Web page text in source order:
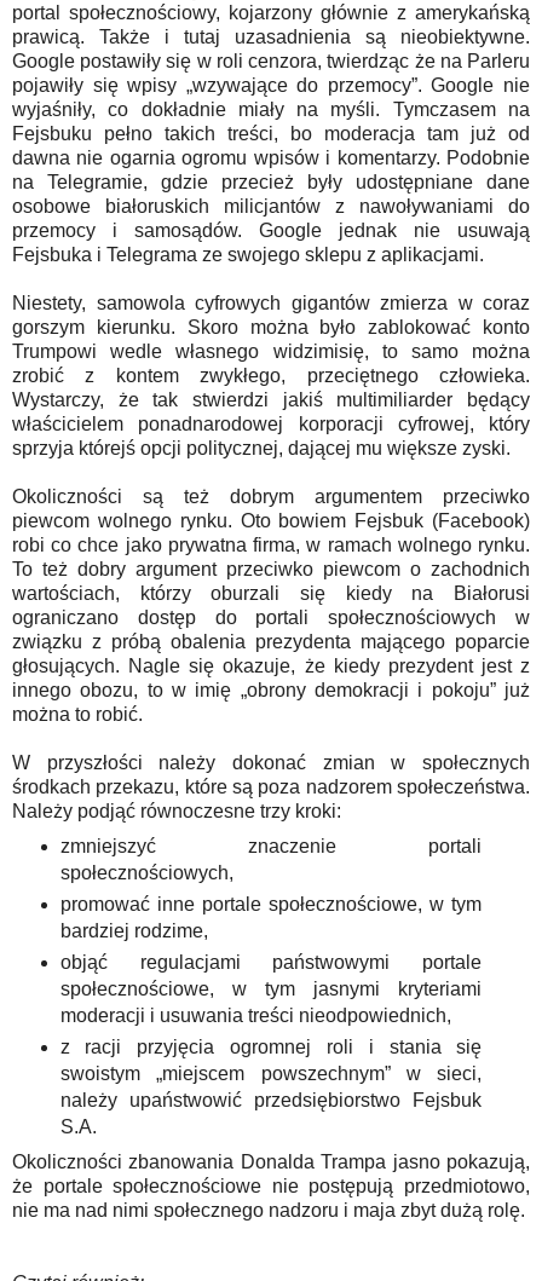
portal społecznościowy, kojarzony głównie z amerykańską
prawicą. Także i tutaj uzasadnienia są nieobiektywne.
Google postawiły się w roli cenzora, twierdząc że na Parleru
pojawiły się wpisy „wzywające do przemocy”. Google nie
wyjaśniły, co dokładnie miały na myśli. Tymczasem na
Fejsbuku pełno takich treści, bo moderacja tam już od
dawna nie ogarnia ogromu wpisów i komentarzy. Podobnie
na Telegramie, gdzie przecież były udostępniane dane
osobowe białoruskich milicjantów z nawoływaniami do
przemocy i samosądów. Google jednak nie usuwają
Fejsbuka i Telegrama ze swojego sklepu z aplikacjami.
Niestety, samowola cyfrowych gigantów zmierza w coraz
gorszym kierunku. Skoro można było zablokować konto
Trumpowi wedle własnego widzimisię, to samo można
zrobić z kontem zwykłego, przeciętnego człowieka.
Wystarczy, że tak stwierdzi jakiś multimiliarder będący
właścicielem ponadnarodowej korporacji cyfrowej, który
sprzyja którejś opcji politycznej, dającej mu większe zyski.
Okoliczności są też dobrym argumentem przeciwko
piewcom wolnego rynku. Oto bowiem Fejsbuk (Facebook)
robi co chce jako prywatna firma, w ramach wolnego rynku.
To też dobry argument przeciwko piewcom o zachodnich
wartościach, którzy oburzali się kiedy na Białorusi
ograniczano dostęp do portali społecznościowych w
związku z próbą obalenia prezydenta mającego poparcie
głosujących. Nagle się okazuje, że kiedy prezydent jest z
innego obozu, to w imię „obrony demokracji i pokoju” już
można to robić.
W przyszłości należy dokonać zmian w społecznych
środkach przekazu, które są poza nadzorem społeczeństwa.
Należy podjąć równoczesne trzy kroki:
zmniejszyć znaczenie portali
społecznościowych,
promować inne portale społecznościowe, w tym
bardziej rodzime,
objąć regulacjami państwowymi portale
społecznościowe, w tym jasnymi kryteriami
moderacji i usuwania treści nieodpowiednich,
z racji przyjęcia ogromnej roli i stania się
swoistym „miejscem powszechnym” w sieci,
należy upaństwowić przedsiębiorstwo Fejsbuk
S.A.
Okoliczności zbanowania Donalda Trampa jasno pokazują,
że portale społecznościowe nie postępują przedmiotowo,
nie ma nad nimi społecznego nadzoru i maja zbyt dużą rolę.